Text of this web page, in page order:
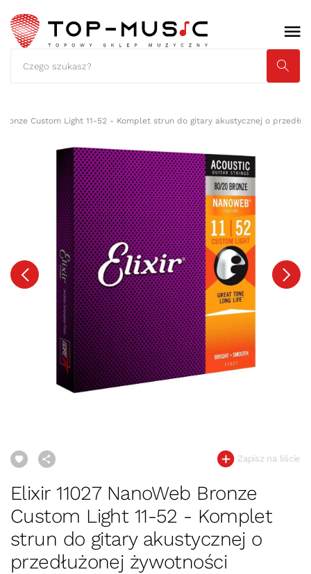
Custom Light 11-52 - Komplet strun do gitary akustycznej o
Zapisz na liście
Elixir 11027 NanoWeb Bronze
Custom Light 11-52 - Komplet
strun do gitary akustycznej o
przedłużonej żywotności